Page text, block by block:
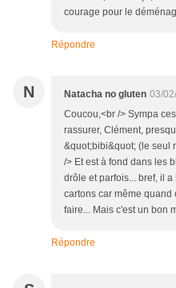
courage pour le
Répondre
N Natacha no gluten 03/
Coucou,<br /> Sympa
rassurer, Clément,
&quot;bibi&quot; (le seul
/> Et est à fond dans les
drôle et parfois... bref, il
cartons car même quand
faire... Mais c'est un bon
Répondre